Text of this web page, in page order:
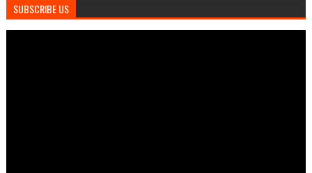
SUBSCRIBE US